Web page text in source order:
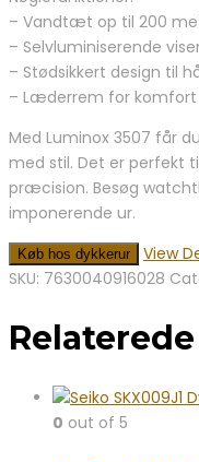
– Vandtæt op til 200
– Selvluminiserende
– Stødsikkert design til
– Læderrem for komfort
Med Luminox 3507 får
med stil. Det er perfekt
præcision. Besøg
imponerende ur.
Køb hos dykkerur
View
SKU: 7630040916028
0 out of 5